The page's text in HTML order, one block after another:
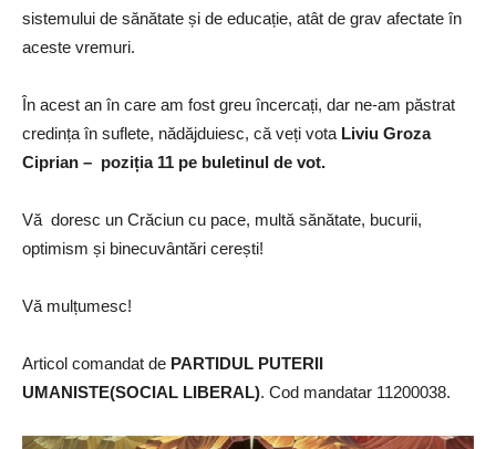
sistemului de sănătate și de educație, atât de grav afectate în
aceste vremuri.
În acest an în care am fost greu încercați, dar ne-am păstrat
credința în suflete, nădăjduiesc, că veți vota Liviu Groza
Ciprian – poziția 11 pe buletinul de vot.
Vă doresc un Crăciun cu pace, multă sănătate, bucurii,
optimism și binecuvântări cerești!
Vă mulțumesc!
Articol comandat de PARTIDUL PUTERII
UMANISTE(SOCIAL LIBERAL). Cod mandatar 11200038.